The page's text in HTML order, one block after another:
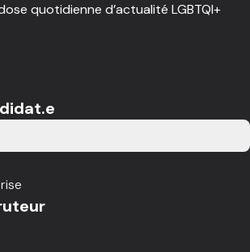
quotidienne d’actualité LGBTQI+